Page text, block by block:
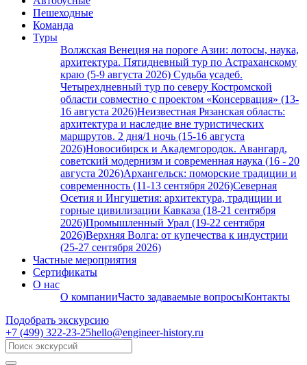
Пешеходные
Команда
Туры
Волжская Венеция на пороге Азии: лотосы, наука,
архитектура. Пятидневный тур по Астраханскому
краю (5-9 августа 2026) Судьба усадеб.
Четырехдневный тур по северу Костромской
области совместно с проектом «Консервация» (13-
16 августа 2026)Неизвестная Рязанская область:
архитектура и наследие вне туристических
маршрутов. 2 дня/1 ночь (15-16 августа
2026)Новосибирск и Академгородок. Авангард,
советский модернизм и современная наука (16 - 20
августа 2026)Архангельск: поморские традиции и
современность (11-13 сентября 2026)Северная
Осетия и Ингушетия: архитектура, традиции и
горные цивилизации Кавказа (18-21 сентября
2026)Промышленный Урал (19-22 сентября
2026)Верхняя Волга: от купечества к индустрии
(25-27 сентября 2026)
Частные мероприятия
Сертификаты
О нас
О компанииЧасто задаваемые вопросыКонтакты
Подобрать экскурсию
+7 (499) 322-23-25hello@engineer-history.ru